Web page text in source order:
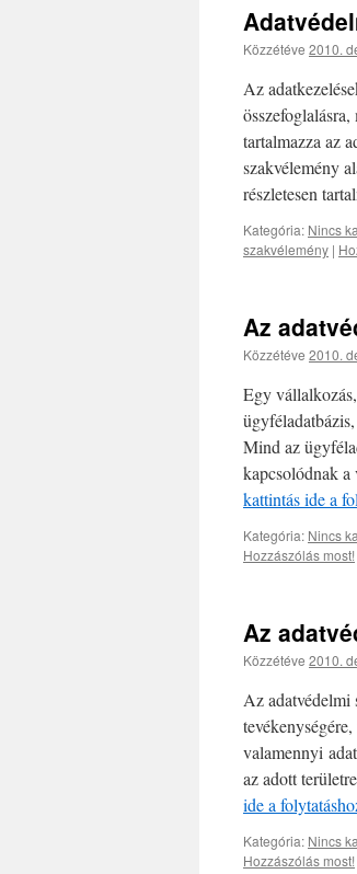
Közzétéve 2010.
Az
tartalmazza az
szakvélemény
részletesen
Kategória: Nincs
szakvélemény |
Az
Közzétéve 2010.
Egy
Mind az
kapcsolódnak
kattintás ide a
Kategória: Nincs
Hozzászólás most!
Az
Közzétéve 2010.
Az adatvédelmi
valamennyi
az adott
ide a
Kategória: Nincs
Hozzászólás most!